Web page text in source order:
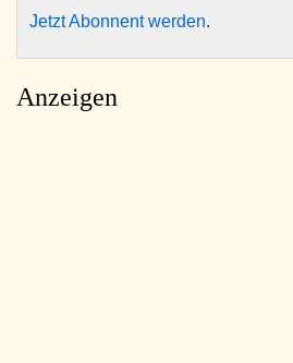
Jetzt Abonnent werden.
Anzeigen